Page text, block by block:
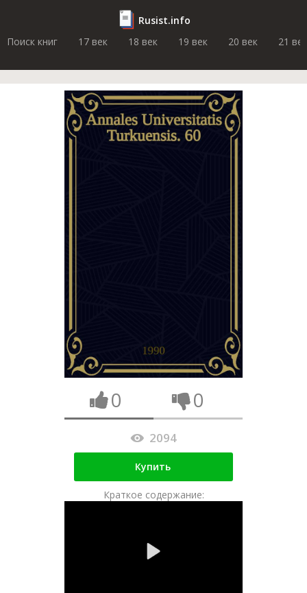
Rusist.info
Поиск книг
17 век 18 век 19 век 20 век 21 век
0 0
2094
Купить
Краткое содержание: